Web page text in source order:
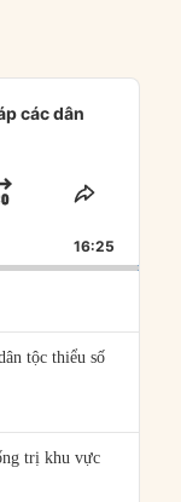
các dân
FORWARD
SHARE
16:25
tộc thiểu số
trị khu vực